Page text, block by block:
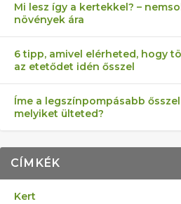
Mi lesz így a kertekkel? –
növények ára
6 tipp, amivel elérheted, hogy
az etetődet idén ősszel
Íme a legszínpompásabb
melyiket ülteted?
CÍMKÉK
Kert